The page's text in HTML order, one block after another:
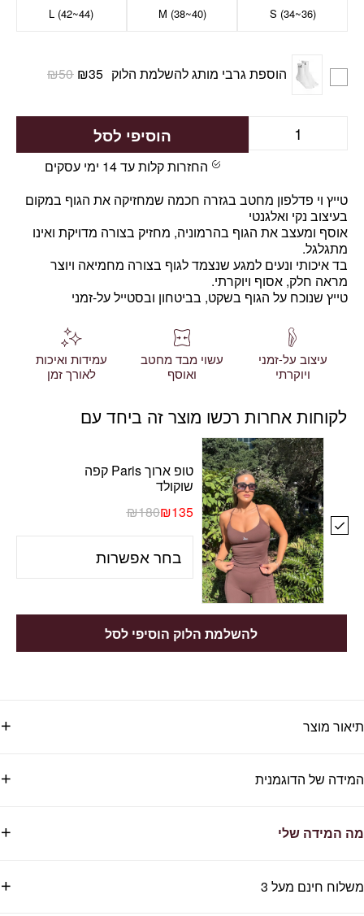
טייץ וי פדלפון מחטב בגזרה חכמה שמחזיקה את הגוף במקום
בעיצוב נקי ואלגנטי
אוסף ומעצב את הגוף בהרמוניה, מחזיק בצורה מדויקת ואינו
מתגלגל.
בד איכותי ונעים למגע שנצמד לגוף בצורה מחמיאה ויוצר
מראה חלק, אסוף ויוקרתי.
טייץ שנוכח על הגוף בשקט, בביטחון ובסטייל על-זמני
(S (34~36
M (38~40)
L (42~44)
הוספת גרבי מותג להשלמת הלוק ₪50 ₪35
הוסיפי לסל
החזרות קלות עד 14 ימי עסקים
עיצוב על-זמני
ויוקרתי
עשוי מבד מחטב
ואוסף
עמידות ואיכות
לאורך זמן
לקוחות אחרות רכשו מוצר זה ביחד עם
טופ ארוך Paris קפה
שוקולד
₪180₪135
להשלמת הלוק הוסיפי לסל
תיאור מוצר
המידה של הדוגמנית
מה המידה שלי
משלוח חינם מעל 3